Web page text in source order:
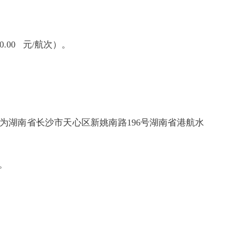
元/航次）。
湖南省长沙市天心区新姚南路196号湖南省港航水